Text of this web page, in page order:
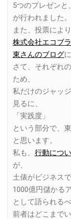
5つのプレゼン
が行われました。
また、投票によ
株式会社エコブ
東さんのブログ
さて、それぞれ
ため、
私だけのジャッ
見るに、
「実践度」
という部分で、
と思います。
私も、 行動につ
が、
土俵がビジネス
1000億円儲かる
として語られる
前者はどこまで